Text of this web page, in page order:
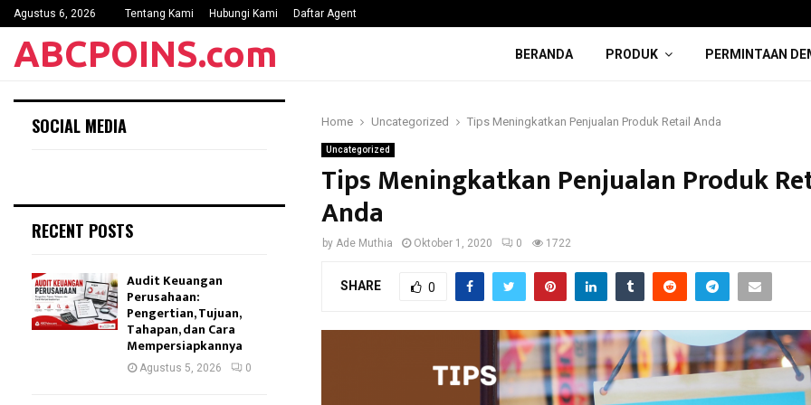
Agustus 6, 2026 Tentang Kami Hubungi Kami Daftar Agent
ABCPOINS.com BERANDA PRODUK PERMINTAAN
Home Uncategorized Tips Meningkatkan Penjualan Produk Retail Anda
Uncategorized
Tips Meningkatkan Penjualan Produk
Anda
by Ade Muthia Oktober 1, 2020 0 1722
SHARE 0
SOCIAL MEDIA
RECENT POSTS
Audit Keuangan
Perusahaan:
Pengertian, Tujuan,
Tahapan, dan Cara
Mempersiapkannya
Agustus 5, 2026 0